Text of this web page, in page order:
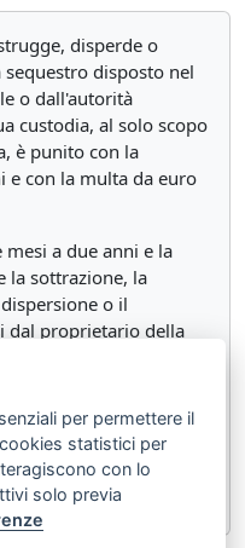
disperde o
disposto nel
o dall'autorità
custodia, al solo scopo
è punito con la
e con la multa da euro
a due anni e la
la sottrazione, la
o il
dal proprietario della
fatto è commesso dal
non affidata alla sua
per permettere il
statistici per
con lo
solo previa